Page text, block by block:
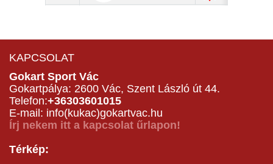
KAPCSOLAT
Gokart Sport Vác
Gokartpálya: 2600 Vác, Szent László út 44.
Telefon:+36303601015
E-mail: info(kukac)gokartvac.hu
Írj nekem itt a kapcsolat űrlapon!
Térkép: